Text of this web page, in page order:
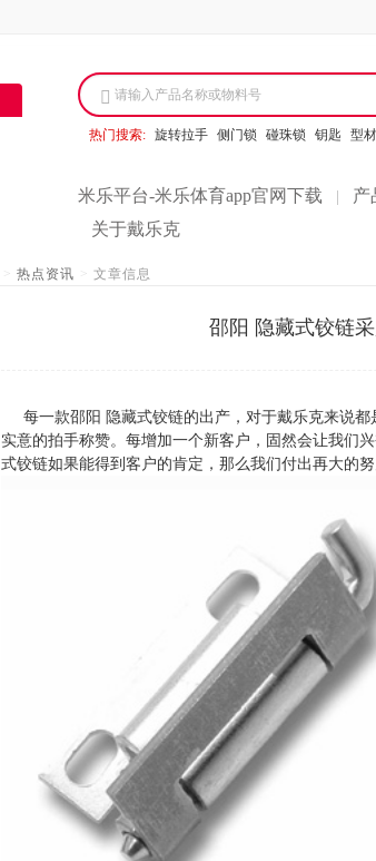
请输入产品名称或物料号
热门搜索: 旋转拉手 侧门锁 碰珠锁 钥匙 型
米乐平台-米乐体育app官网下载 产
关于戴乐克
> 热点资讯 > 文章信息
邵阳 隐藏式铰链
每一款邵阳 隐藏式铰链的出产，对于戴乐克来说
实意的拍手称赞。每增加一个新客户，固然会让我们
式铰链如果能得到客户的肯定，那么我们付出再大的努